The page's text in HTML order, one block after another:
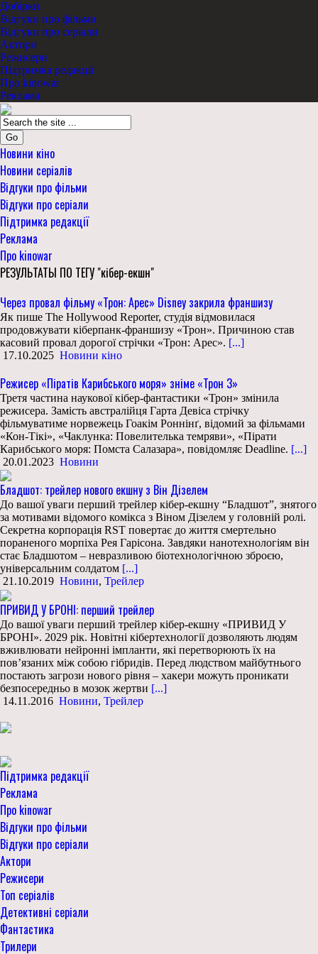
Добірки
Відгуки про фільми
Відгуки про серіали
Актори
Режисери
Підтримка редакції
Про kinowar
Реклама
Go
Новини кіно
Новини серіалів
Відгуки про фільми
Відгуки про серіали
Підтримка редакції
Реклама
Про kinowar
РЕЗУЛЬТАТЫ ПО ТЕГУ "кібер-екшн"
Через провал фільму «Трон: Арес» Disney закрила франшизу
Як пише The Hollywood Reporter, студія відмовилася
продовжувати кіберпанк-франшизу «Трон». Причиною став
касовий провал дорогої стрічки «Трон: Арес». [...]
17.10.2025 Новини кіно
Режисер «Піратів Карибського моря» зніме «Трон 3»
Третя частина наукової кібер-фантастики «Трон» змінила
режисера. Замість австралійця Гарта Девіса стрічку
фільмуватиме норвежець Гоакім Роннінґ, відомий за фільмами
«Кон-Тікі», «Чаклунка: Повелителька темряви», «Пірати
Карибського моря: Помста Салазара», повідомляє Deadline. [...]
20.01.2023 Новини
Бладшот: трейлер нового екшну з Він Дізелем
До вашої уваги перший трейлер кібер-екшну “Бладшот”, знятого
за мотивами відомого комікса з Віном Дізелем у головній ролі.
Секретна корпорація RST повертає до життя смертельно
пораненого морпіха Рея Гарісона. Завдяки нанотехнологіям він
стає Бладшотом – невразливою біотехнологічною зброєю,
універсальним солдатом [...]
21.10.2019 Новини, Трейлер
ПРИВИД У БРОНІ: перший трейлер
До вашої уваги перший трейлер кібер-екшну «ПРИВИД У
БРОНІ». 2029 рік. Новітні кібертехнології дозволяють людям
вживлювати нейронні імпланти, які перетворюють їх на
пов’язаних між собою гібридів. Перед людством майбутнього
постають загрози нового рівня – хакери можуть проникати
безпосередньо в мозок жертви [...]
14.11.2016 Новини, Трейлер
Підтримка редакції
Реклама
Про kinowar
Відгуки про фільми
Відгуки про серіали
Актори
Режисери
Топ серіалів
Детективні серіали
Фантастика
Трилери